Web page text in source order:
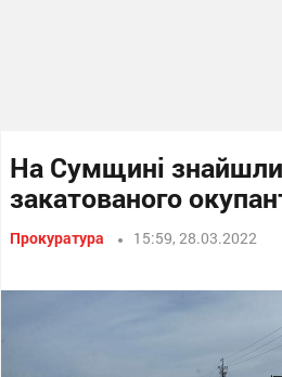
На Сумщині знайшли
закатованого
Прокуратура 15:59, 28.03.2022